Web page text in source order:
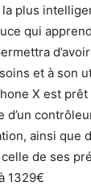
plus
qui
et à son
X est
d’un
ainsi que
de ses
1329€